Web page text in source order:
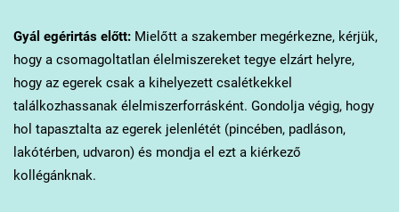
Gyál egérirtás előtt:Mielőtt a szakember megérkezne, kérjük,
hogy a csomagoltatlan élelmiszereket tegye elzárt helyre,
hogy az egerek csak a kihelyezett csalétkekkel
találkozhassanak élelmiszerforrásként. Gondolja végig, hogy
hol tapasztalta az egerek jelenlétét (pincében, padláson,
lakótérben, udvaron) és mondja el ezt a kiérkező
kollégánknak.